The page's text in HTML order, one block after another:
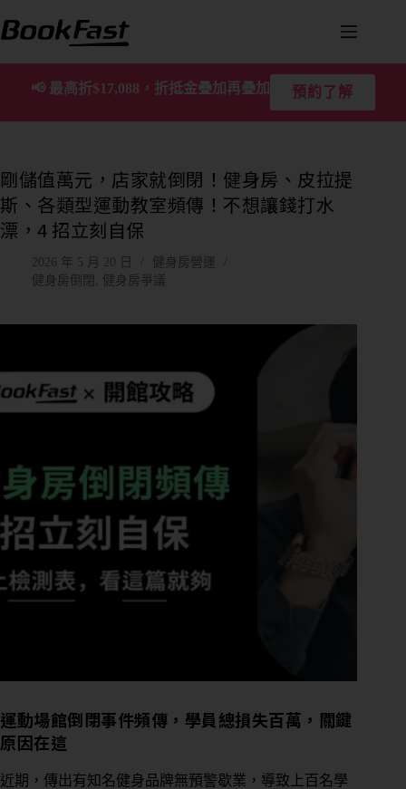
📢 最高折$17,088，折抵金疊加再疊加 預約了解
剛儲值萬元，店家就倒閉！健身房、皮拉提
斯、各類型運動教室頻傳！不想讓錢打水
漂，4 招立刻自保
2026 年 5 月 20 日
健身房營運
健身房倒閉 , 健身房爭議
運動場館倒閉事件頻傳，學員總損失百萬，關鍵
原因在這
近期，傳出有知名健身品牌無預警歇業，導致上百名學